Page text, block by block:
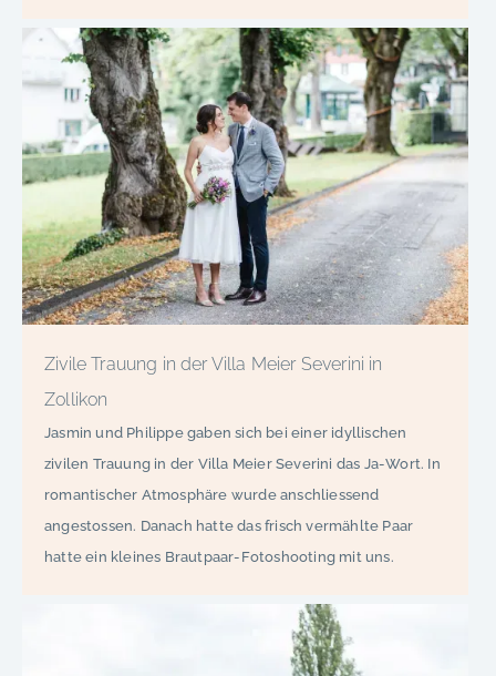
Zivile Trauung in der Villa Meier Severini in
Zollikon
Jasmin und Philippe gaben sich bei einer idyllischen
zivilen Trauung in der Villa Meier Severini das Ja-Wort. In
romantischer Atmosphäre wurde anschliessend
angestossen. Danach hatte das frisch vermählte Paar
hatte ein kleines Brautpaar-Fotoshooting mit uns.